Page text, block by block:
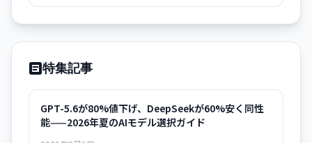
特集記事
GPT-5.6が80%値下げ、DeepSeekが60%安く同性
能——2026年夏のAIモデル選択ガイド